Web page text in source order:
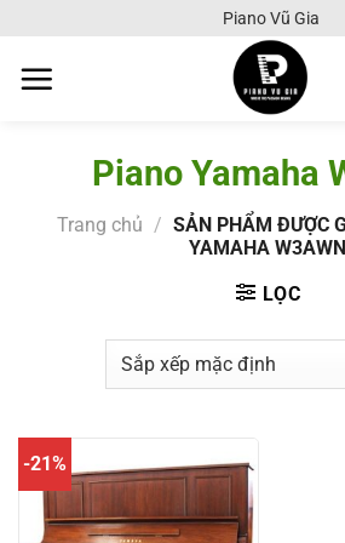
nội
Piano Vũ Gia
Piano Yamaha
Trang chủ / SẢN PHẨM ĐƯỢC
YAMAHA
LỌC
-21%